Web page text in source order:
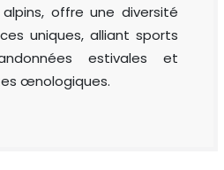
offre une diversité
uniques, alliant sports
estivales et
œnologiques.